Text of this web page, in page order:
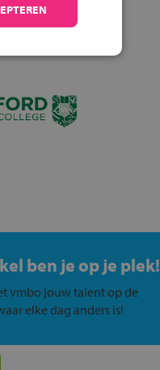
ben je op je plek!
vmbo jouw talent op de
elke dag anders is!